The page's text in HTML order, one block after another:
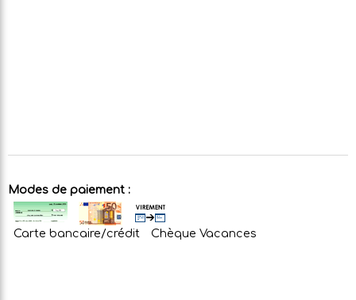
Modes de paiement :
Carte bancaire/crédit Chèque Vacances